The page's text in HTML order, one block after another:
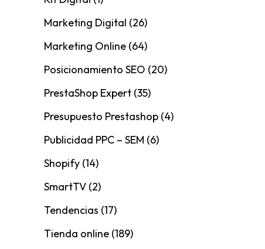
Marketing Digital (26)
Marketing Online (64)
Posicionamiento SEO (20)
PrestaShop Expert (35)
Presupuesto Prestashop (4)
Publicidad PPC – SEM (6)
Shopify (14)
SmartTV (2)
Tendencias (17)
Tienda online (189)